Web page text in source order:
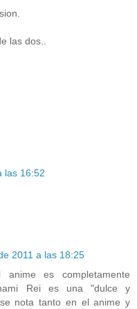
las dos..
las 16:52
2011 a las 18:25
es completamente
Rei es una "dulce y
nota tanto en el anime y